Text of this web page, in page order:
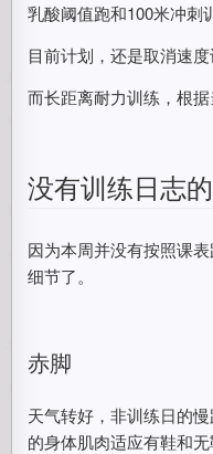
乳酸阈值跑和100米冲刺
目前计划，还是取消速度
而长距离耐力训练，根据
没有训练日志
因为本周并没有按照课
细节了。
赤脚
天气转好，非训练日的
的身体肌肉适应有鞋和无